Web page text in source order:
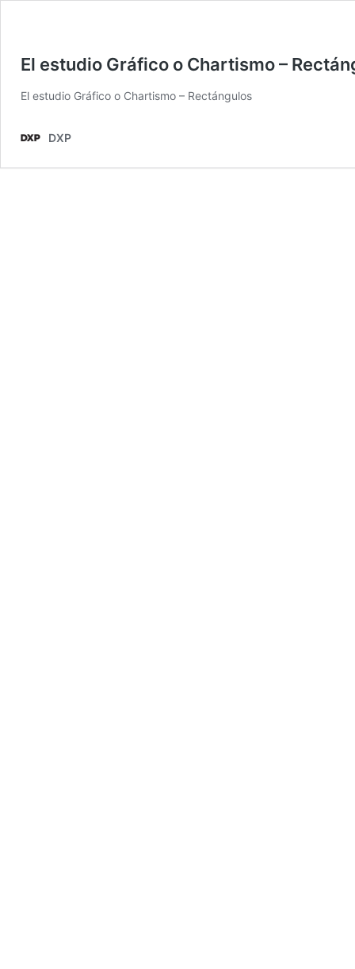
El estudio Gráfico o Chartismo –
El estudio Gráfico o Chartismo – Rectángulos
DXP